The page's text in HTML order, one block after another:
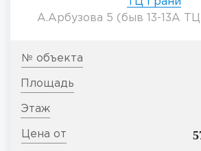
А.Арбузова 5 (быв 13-13А